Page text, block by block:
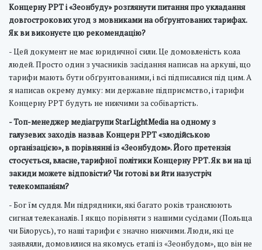
Концерну РРТ і «Зеонбуду» розглянути питання про укладання
довгострокових угод з мовниками на обґрунтованих тарифах.
Як ви виконуєте цю рекомендацію?
- Цей документ не має юридичної сили. Це домовленість кола
людей. Просто один з учасників засідання написав на аркуші, що
тарифи мають бути обґрунтованими, і всі підписалися під цим. А
я написав окрему думку: ми державне підприємство, і тарифи
Концерну РРТ будуть не нижчими за собівартість.
- Топ-менеджер медіагрупи StarLightMedia на одному з
галузевих заходів назвав Концерн РРТ «злодійською
організацією», в порівнянні із «Зеонбудом». Його претензія
стосується, власне, тарифної політики Концерну РРТ. Як ви на ці
закиди можете відповісти? Чи готові ви йти назустріч
телекомпаніям?
- Бог їм суддя. Ми підрядники, які багато років транслюють
сигнал телеканалів. І якщо порівняти з нашими сусідами (Польща
чи Білорусь), то наші тарифи є значно нижчими. Люди, які це
заявляли, домовилися на якомусь етапі із «Зеонбудом», що він не